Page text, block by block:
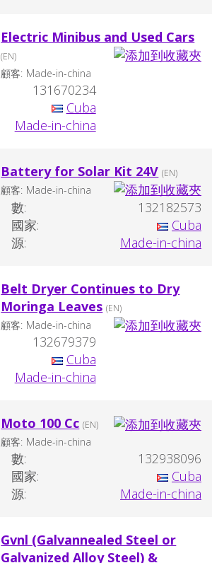
Electric Minibus and Used Cars
(EN)
顧客: Made-in-china
131670234
Cuba
Made-in-china
Battery for Solar Kit 24V (EN)
顧客: Made-in-china
數:
132182573
國家:
Cuba
源:
Made-in-china
Belt Dryer Continues to Dry
Moringa Leaves (EN)
顧客: Made-in-china
132679379
Cuba
Made-in-china
Moto 100 Cc (EN)
顧客: Made-in-china
數:
132938096
國家:
Cuba
源:
Made-in-china
Gvnl (Galvannealed Steel or
Galvanized Alloy Steel) &